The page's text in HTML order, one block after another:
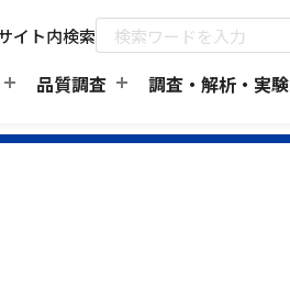
イト内検索
品質調査 調査・解析・実験